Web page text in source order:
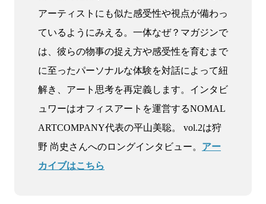
アーティストにも似た感受性や視点が備わっ
ているようにみえる。一体なぜ？マガジンで
は、彼らの物事の捉え方や感受性を育むまで
に至ったパーソナルな体験を対話によって紐
解き、アート思考を再定義します。インタビ
ュワーはオフィスアートを運営するNOMAL
ARTCOMPANY代表の平山美聡。 vol.2は狩
野 尚史さんへのロングインタビュー。 アー
カイブはこちら